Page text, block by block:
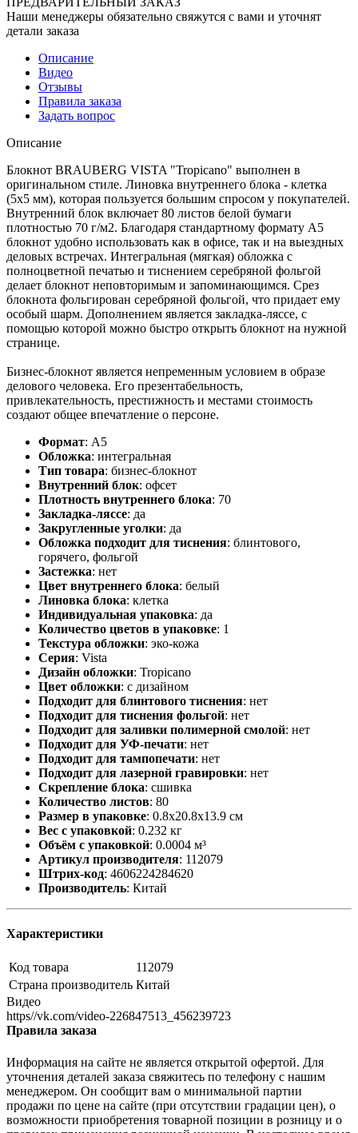
Наши менеджеры обязательно свяжутся с вами и уточнят
детали заказа
Описание
Видео
Отзывы
Правила заказа
Задать вопрос
Описание
Блокнот BRAUBERG VISTA "Tropicano" выполнен в
оригинальном стиле. Линовка внутреннего блока - клетка
(5х5 мм), которая пользуется большим спросом у покупателей.
Внутренний блок включает 80 листов белой бумаги
плотностью 70 г/м2. Благодаря стандартному формату А5
блокнот удобно использовать как в офисе, так и на выездных
деловых встречах. Интегральная (мягкая) обложка с
полноцветной печатью и тиснением серебряной фольгой
делает блокнот неповторимым и запоминающимся. Срез
блокнота фольгирован серебряной фольгой, что придает ему
особый шарм. Дополнением является закладка-ляссе, с
помощью которой можно быстро открыть блокнот на нужной
странице.
Бизнес-блокнот является непременным условием в образе
делового человека. Его презентабельность,
привлекательность, престижность и местами стоимость
создают общее впечатление о персоне.
Формат: А5
Обложка: интегральная
Тип товара: бизнес-блокнот
Внутренний блок: офсет
Плотность внутреннего блока: 70
Закладка-ляссе: да
Закругленные уголки: да
Обложка подходит для тиснения: блинтового,
горячего, фольгой
Застежка: нет
Цвет внутреннего блока: белый
Линовка блока: клетка
Индивидуальная упаковка: да
Количество цветов в упаковке: 1
Текстура обложки: эко-кожа
Серия: Vista
Дизайн обложки: Tropicano
Цвет обложки: с дизайном
Подходит для блинтового тиснения: нет
Подходит для тиснения фольгой: нет
Подходит для заливки полимерной смолой: нет
Подходит для УФ-печати: нет
Подходит для тампопечати: нет
Подходит для лазерной гравировки: нет
Скрепление блока: сшивка
Количество листов: 80
Размер в упаковке: 0.8x20.8x13.9 см
Вес с упаковкой: 0.232 кг
Объём с упаковкой: 0.0004 м³
Артикул производителя: 112079
Штрих-код: 4606224284620
Производитель: Китай
Характеристики
Код товара
112079
Страна производитель Китай
Видео
https//vk.com/video-226847513_456239723
Правила заказа
Информация на сайте не является открытой офертой. Для
уточнения деталей заказа свяжитесь по телефону с нашим
менеджером. Он сообщит вам о минимальной партии
продажи по цене на сайте (при отсутствии градации цен), о
возможности приобретения товарной позиции в розницу и о